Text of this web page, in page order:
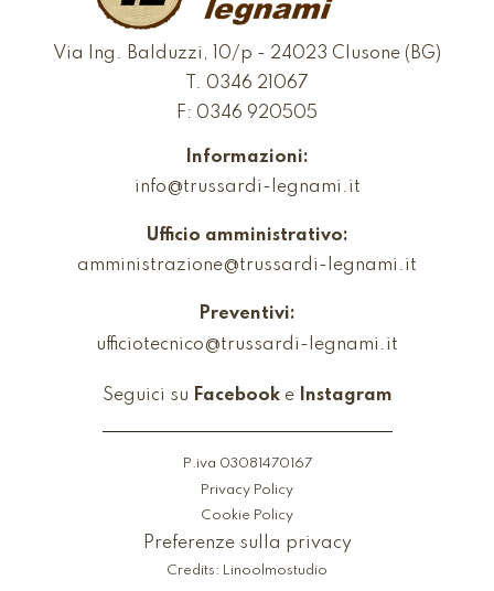
Via Ing. Balduzzi, 10/p - 24023 Clusone (BG)
T. 0346 21067
F: 0346 920505
Informazioni:
info@trussardi-legnami.it
Ufficio amministrativo:
amministrazione@trussardi-legnami.it
Preventivi:
ufficiotecnico@trussardi-legnami.it
Seguici su Facebooke Instagram
P.iva 03081470167
Privacy Policy
Cookie Policy
Preferenze sulla privacy
Credits: Linoolmostudio